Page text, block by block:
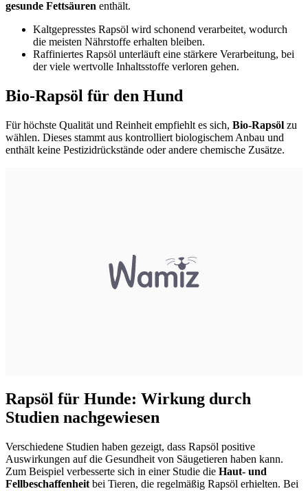
gesunde Fettsäuren enthält.
Kaltgepresstes Rapsöl wird schonend verarbeitet, wodurch
die meisten Nährstoffe erhalten bleiben.
Raffiniertes Rapsöl unterläuft eine stärkere Verarbeitung, bei
der viele wertvolle Inhaltsstoffe verloren gehen.
Bio-Rapsöl für den Hund
Für höchste Qualität und Reinheit empfiehlt es sich, Bio-Rapsöl zu
wählen. Dieses stammt aus kontrolliert biologischem Anbau und
enthält keine Pestizidrückstände oder andere chemische Zusätze.
Rapsöl für Hunde: Wirkung durch
Studien nachgewiesen
Verschiedene Studien haben gezeigt, dass Rapsöl positive
Auswirkungen auf die Gesundheit von Säugetieren haben kann.
Zum Beispiel verbesserte sich in einer Studie die Haut- und
Fellbeschaffenheit bei Tieren, die regelmäßig Rapsöl erhielten. Bei